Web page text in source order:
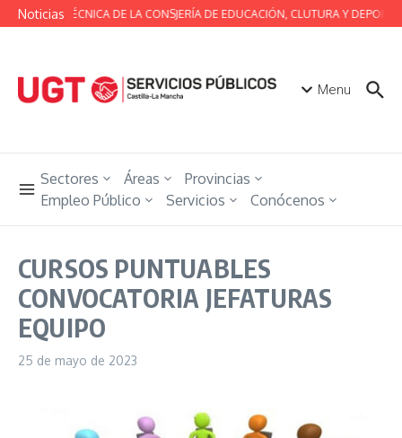
Saltar al contenido
Noticias
MESA TÉCNICA DE LA CONSJERÍA DE EDUCACIÓN, CLUTURA Y
Menu
Sectores Áreas
Provincias
Empleo Público
Servicios Conócenos
CURSOS PUNTUABLES
CONVOCATORIA JEFATURAS
EQUIPO
25 de mayo de 2023